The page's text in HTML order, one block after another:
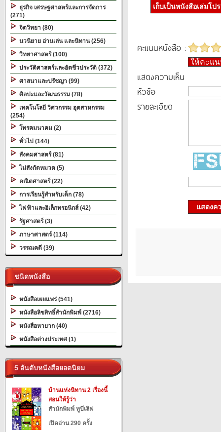
ธุรกิจ เศรษฐศาสตร์และการจัดการ
(271)
จิตวิทยา (80)
นวนิยาย อ่านเล่น และนิทาน (256)
วิทยาศาสตร์ (100)
ประวัติศาสตร์และอัตชีวประวัติ (372)
ศาสนาและปรัชญา (99)
ศิลปะและวัฒนธรรม (78)
เทคโนโลยี วิศวกรรม อุตสาหกรรม
(254)
โทรคมนาคม (2)
ทั่วไป (144)
สังคมศาสตร์ (81)
ไม่สังกัดหมวด (5)
คณิตศาสตร์ (22)
การเรียนรู้สำหรับเด็ก (78)
ไฟฟ้าและอิเล็กทรอนิกส์ (42)
รัฐศาสตร์ (3)
ภาษาศาสตร์ (114)
วรรณคดี (39)
ชนิดหนังสือ
หนังสือเผยแพร่ (541)
หนังสือลิขสิทธิ์สำนักพิมพ์ (2716)
หนังสือหายาก (40)
หนังสือต่างประเทศ (1)
5 อันดับหนังสือยอดนิยม
บ้านแห่งนิทาน 2 เรื่องนี้
สอนให้รู้ว่า
สำนักพิมพ์ ทูบีเลิฟ
เปิดอ่าน 290 ครั้ง
เก็บเป็นหนังสือเล่มโป
คะแนนหนังสือ :
ให้คะแ
แสดงความเห็น
หัวข้อ
รายละเอียด
แสดงค